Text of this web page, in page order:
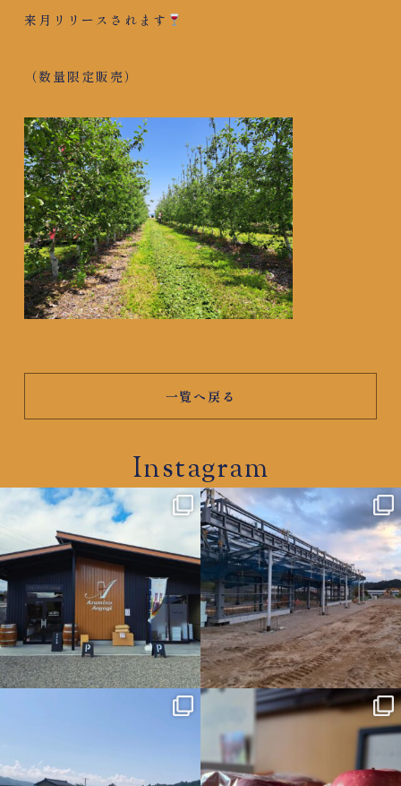
来月リリースされます
（数量限定販売）
一覧へ戻る
Instagram
azumino.aoyagi
11月 29
azumino.aoyagi
11月 27
azumino.aoyagi